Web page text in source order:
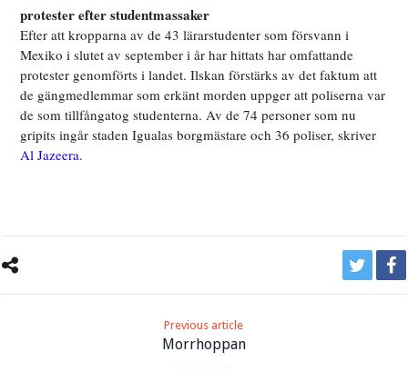
protester efter studentmassaker
Efter att kropparna av de 43 lärarstudenter som försvann i
Mexiko i slutet av september i år har hittats har omfattande
protester genomförts i landet. Ilskan förstärks av det faktum att
de gängmedlemmar som erkänt morden uppger att poliserna var
de som tillfångatog studenterna. Av de 74 personer som nu
gripits ingår staden Igualas borgmästare och 36 poliser, skriver
Al Jazeera.
Previous article
Morrhoppan